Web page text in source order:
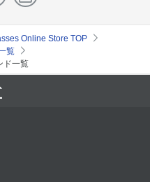
Online Store TOP
覧
ド一覧